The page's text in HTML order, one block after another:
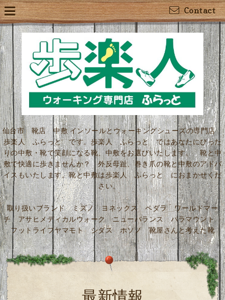
Contact
仙台市 靴店 中敷 インソールとウォーキングシューズの専門店
歩楽人 ふらっと です。歩楽人 ふらっと ではあなたにぴった
りの中敷・靴で笑顔になる靴、中敷をお選びいたします。 靴と中
敷で快適に歩きませんか？ 外反母趾、巻き爪の靴と中敷のアドバ
イスもいたします。靴と中敷は歩楽人 ふらっと におまかせくだ
さい。
取り扱いブランド ミズノ ヨネックス ペダラ ワールドマー
チ アサヒメディカルウォーク ニューバランス パラマウント
フットライフヤマモト シダス ホソノ 靴屋さんと考えた靴